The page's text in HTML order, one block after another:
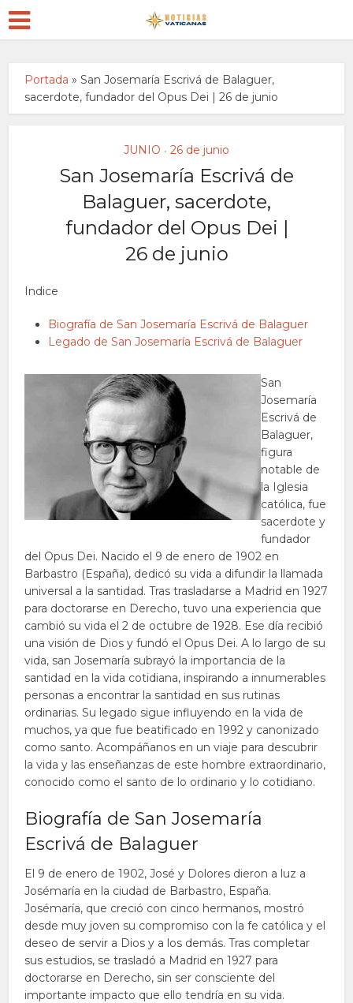
Portada »San Josemaría Escrivá de Balaguer,
sacerdote, fundador del Opus Dei | 26 de junio
JUNIO • 26 de junio
San Josemaría Escrivá de
Balaguer, sacerdote,
fundador del Opus Dei |
26 de junio
Indice
Biografía de San Josemaría Escrivá de Balaguer
Legado de San Josemaría Escrivá de Balaguer
San
Josemaría
Escrivá de
Balaguer,
figura
notable de
la Iglesia
católica, fue
sacerdote y
fundador
del Opus Dei. Nacido el 9 de enero de 1902 en
Barbastro (España), dedicó su vida a difundir la llamada
universal a la santidad. Tras trasladarse a Madrid en 1927
para doctorarse en Derecho, tuvo una experiencia que
cambió su vida el 2 de octubre de 1928. Ese día recibió
una visión de Dios y fundó el Opus Dei. A lo largo de su
vida, san Josemaría subrayó la importancia de la
santidad en la vida cotidiana, inspirando a innumerables
personas a encontrar la santidad en sus rutinas
ordinarias. Su legado sigue influyendo en la vida de
muchos, ya que fue beatificado en 1992 y canonizado
como santo. Acompáñanos en un viaje para descubrir
la vida y las enseñanzas de este hombre extraordinario,
conocido como el santo de lo ordinario y lo cotidiano.
Biografía de San Josemaría
Escrivá de Balaguer
El 9 de enero de 1902, José y Dolores dieron a luz a
Josémaría en la ciudad de Barbastro, España.
Josémaría, que creció con cinco hermanos, mostró
desde muy joven su compromiso con la fe católica y el
deseo de servir a Dios y a los demás. Tras completar
sus estudios, se trasladó a Madrid en 1927 para
doctorarse en Derecho, sin ser consciente del
importante impacto que ello tendría en su vida.